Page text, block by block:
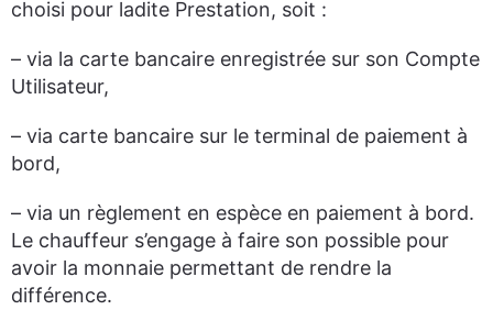
choisi pour ladite Prestation, soit :
– via la carte bancaire enregistrée sur son Compte
Utilisateur,
– via carte bancaire sur le terminal de paiement à
bord,
– via un règlement en espèce en paiement à bord.
Le chauffeur s’engage à faire son possible pour
avoir la monnaie permettant de rendre la
différence.